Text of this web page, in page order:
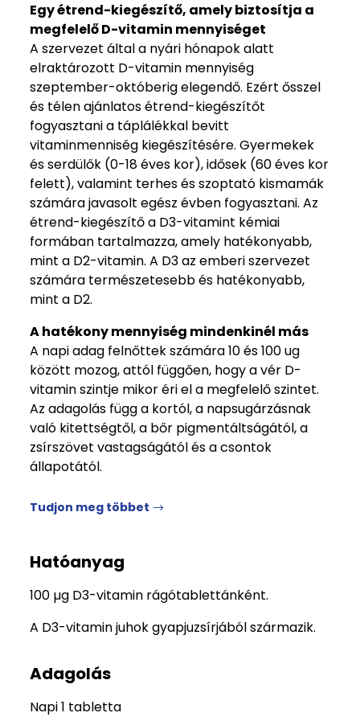
Egy étrend-kiegészítő, amely biztosítja a
megfelelő D-vitamin mennyiséget
A szervezet által a nyári hónapok alatt
elraktározott D-vitamin mennyiség
szeptember-októberig elegendő. Ezért ősszel
és télen ajánlatos étrend-kiegészítőt
fogyasztani a táplálékkal bevitt
vitaminmenniség kiegészítésére. Gyermekek
és serdülők (0-18 éves kor), idősek (60 éves kor
felett), valamint terhes és szoptató kismamák
számára javasolt egész évben fogyasztani. Az
étrend-kiegészítő a D3-vitamint kémiai
formában tartalmazza, amely hatékonyabb,
mint a D2-vitamin. A D3 az emberi szervezet
számára természetesebb és hatékonyabb,
mint a D2.
A hatékony mennyiség mindenkinél más
A napi adag felnőttek számára 10 és 100 ug
között mozog, attól függően, hogy a vér D-
vitamin szintje mikor éri el a megfelelő szintet.
Az adagolás függ a kortól, a napsugárzásnak
való kitettségtől, a bőr pigmentáltságától, a
zsírszövet vastagságától és a csontok
állapotától.
Tudjon meg többet
Hatóanyag
100 µg D3-vitamin rágótablettánként.
A D3-vitamin juhok gyapjuzsírjából származik.
Adagolás
Napi 1 tabletta